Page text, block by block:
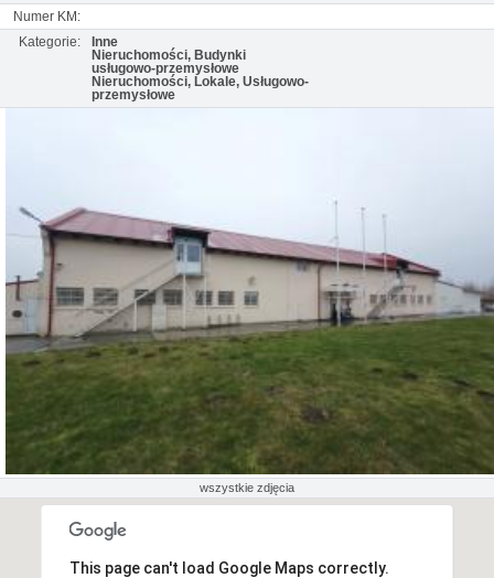
Numer KM:
Kategorie:
Inne
Nieruchomości, Budynki
usługowo-przemysłowe
Nieruchomości, Lokale, Usługowo-
przemysłowe
wszystkie zdjęcia
This page can't load Google Maps correctly.